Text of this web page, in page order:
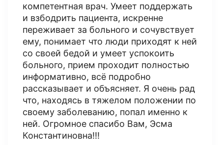
компетентная врач. Умеет поддержать
и взбодрить пациента, искренне
переживает за больного и сочувствует
ему, понимает что люди приходят к ней
со своей бедой и умеет успокоить
больного, прием проходит полностью
информативно, всё подробно
рассказывает и объясняет. Я очень рад
что, находясь в тяжелом положении по
своему заболеванию, попал именно к
ней. Огромное спасибо Вам, Эсма
Константиновна!!!